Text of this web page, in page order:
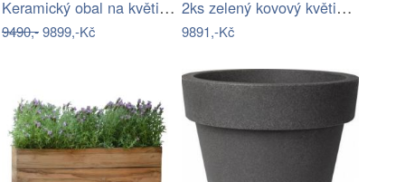
Keramický obal na květináč ø 59 cm…
9490,-9899,-Kč
2ks zelený kovový květináč s rezavou…
9891,-Kč